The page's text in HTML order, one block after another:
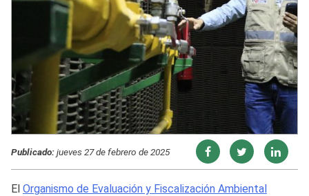
Publicado:jueves 27 de febrero de 2025
El Organismo de Evaluación y Fiscalización Ambiental